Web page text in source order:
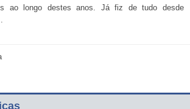
ao longo destes anos. Já fiz de tudo desde